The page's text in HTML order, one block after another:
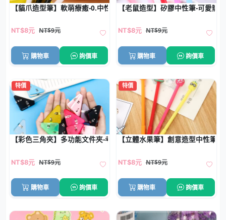
【貓爪造型筆】軟萌療癒-0.中性筆
NT$8元 NT$9元
購物車 詢價車
【老鼠造型】矽膠中性筆-可愛辦
NT$8元 NT$9元
購物車 詢價車
特價
【彩色三角夾】多功能文件夾-考券票據邊角夾
NT$8元 NT$9元
購物車 詢價車
特價
【立體水果筆】創意造型中性筆-
NT$8元 NT$9元
購物車 詢價車